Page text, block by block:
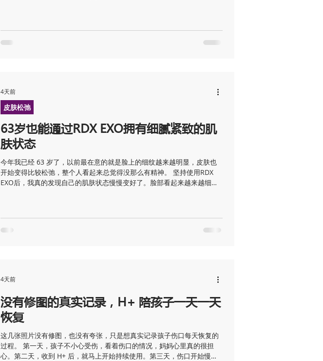
6月1日，她又开始搭配使用 RDX EXO。使用 RDX EXO 后，肌肤状态更进
状态越来越好，皮肤也越来越亮眼。 看着她从一开始服用 PQQ，到后来
坚持 C-PRO，再搭配 RDX EXO，整个人的改 变真的很明显。气色、精
神、睡眠和肌肤状态都一步步变好，也让人看见
63岁也能通过RDX EXO拥有细腻紧致的肌
肤状态
今年我已经 63 岁了，以前最在意的就是脸上的细纹越来越明显，皮肤也
开始变得比较松弛，整个人看起来总觉得没那么有精神。 坚持使用RDX
EXO后，我真的发现自己的肌肤状态慢慢变好了。脸部看起来越来越细
在意肌肤保养的朋友。 2Degree RDX EXO #002
皮肤松弛
4天前
没有修图的真实记录，H+ 陪孩子一天一天
恢复
这几张照片没有修图，也没有夸张，只是想真实记录孩子伤口每天恢复的
过程。 第一天，孩子不小心受伤，看着伤口的情况，妈妈心里真的很担
心。第二天，收到 H+ 后，就马上开始持续使用。第三天，伤口开始慢慢
4天前